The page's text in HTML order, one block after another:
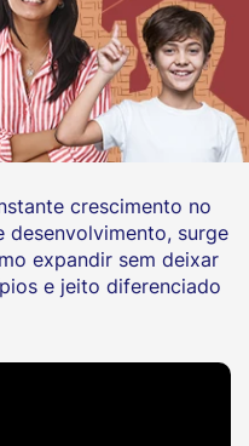
crescimento no
desenvolvimento, surge
expandir sem deixar
e jeito diferenciado